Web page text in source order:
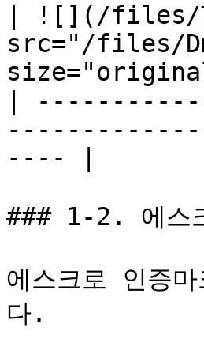
| ![](/files/
src="/files/
|
---- |
### 1-2. 에스
에스크로 인증
다.